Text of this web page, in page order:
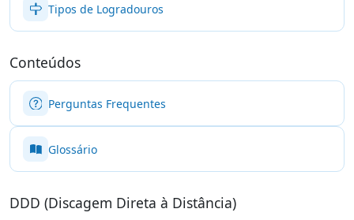
Tipos de Logradouros
Conteúdos
Perguntas Frequentes
Glossário
DDD (Discagem Direta à Distância)